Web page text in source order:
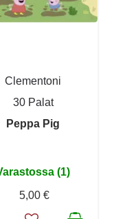
Clementoni
30 Palat
Peppa Pig
(1)
5,00 €